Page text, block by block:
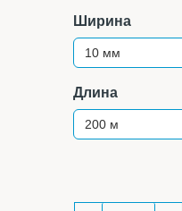
Ширина
Длина